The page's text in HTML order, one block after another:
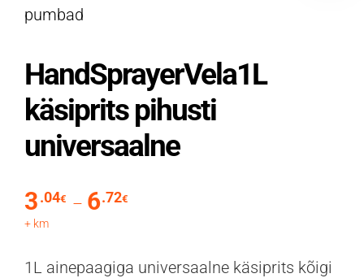
pumbad
HandSprayerVela1L
käsiprits pihusti
universaalne
3.04€ – 6.72€
+ km
1L ainepaagiga universaalne käsiprits kõigi